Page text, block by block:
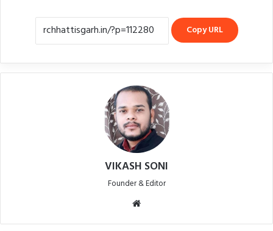
Copy URL
VIKASH SONI
Founder & Editor